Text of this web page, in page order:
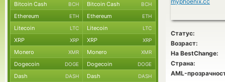
Статус:
Возраст:
На BestChange:
Страна:
AML-
Bitcoin Cash BCH Bitcoin Cash BCH
Ethereum ETH Ethereum ETH
Litecoin LTC Litecoin LTC
XRP XRP XRP XRP
Monero XMR Monero XMR
Dogecoin DOGE Dogecoin DOGE
Dash DASH Dash DASH